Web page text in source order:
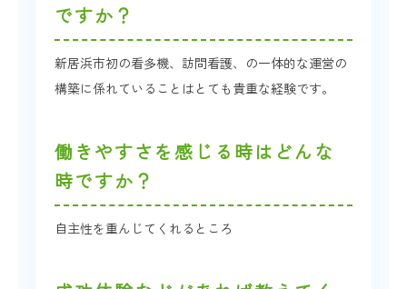
ですか？
新居浜市初の看多機、訪問看護、の一体的な運営の
構築に係れていることはとても貴重な経験です。
働きやすさを感じる時はどんな
時ですか？
自主性を重んじてくれるところ